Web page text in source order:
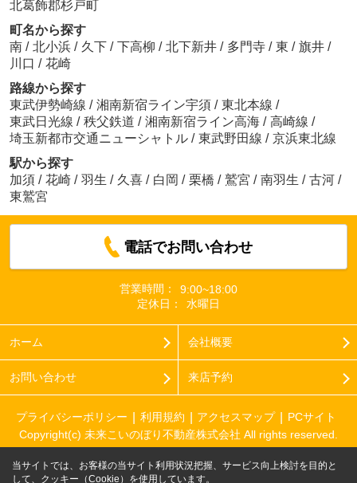
北葛飾郡杉戸町
町名から探す
南 / 北小浜 / 久下 / 下高柳 / 北下新井 / 多門寺 / 東 / 旗井 /
川口 / 花崎
路線から探す
東武伊勢崎線 / 湘南新宿ライン宇須 / 東北本線 /
東武日光線 / 秩父鉄道 / 湘南新宿ライン高海 / 高崎線 /
埼玉新都市交通ニューシャトル / 東武野田線 / 京浜東北線
駅から探す
加須 / 花崎 / 羽生 / 久喜 / 白岡 / 栗橋 / 鷲宮 / 南羽生 / 古河 /
東鷲宮
電話でお問い合わせ
営業時間：
9:00~18:00
定休日：
水曜日
ホーム 会社概要
お問い合わせ 来店予約
プライバシーポリシー 利用規約 アクセスマップ
PCサイト
Copyright(c) 未来こいのぼり不動産株式会社 All rights reserved.
当サイトでは、お客様の当サイト利用状況把握、サービス向上検討を目的と
して、クッキー（Cookie）を使用しています。